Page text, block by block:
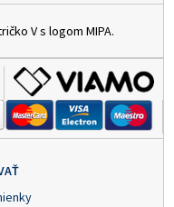
V s logom MIPA.